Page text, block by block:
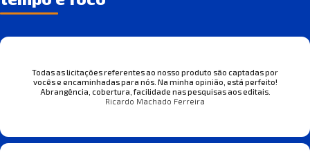
Todas as licitações referentes ao nosso produto são captadas por
vocês e encaminhadas para nós. Na minha opinião, está perfeito!
Abrangência, cobertura, facilidade nas pesquisas aos editais.
Ricardo Machado Ferreira